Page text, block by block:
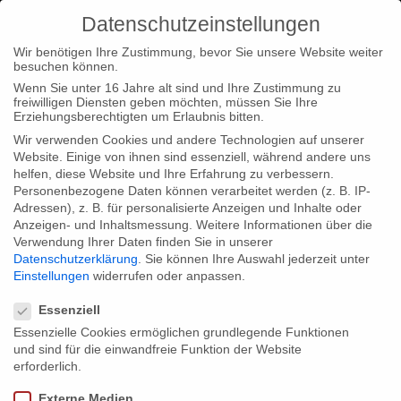
Home Loc Loc|Home
Christian Beetz at Sheffield
Doc/Fest and Sunny Side Of The Doc
Christian Beetz at Sheffield Doc/Fest
and Sunny Side Of The Doc
Producer Christian Beetz on tour: on 10th of June you can meet
him at Sheffield Doc/Fest. First he will talk about “How to Co-
Datenschutzeinstellungen
Wir benötigen Ihre Zustimmung, bevor Sie unsere Website weiter
besuchen können.
Wenn Sie unter 16 Jahre alt sind und Ihre Zustimmung zu
freiwilligen Diensten geben möchten, müssen Sie Ihre
Erziehungsberechtigten um Erlaubnis bitten.
Wir verwenden Cookies und andere Technologien auf unserer
Website. Einige von ihnen sind essenziell, während andere uns
helfen, diese Website und Ihre Erfahrung zu verbessern.
Personenbezogene Daten können verarbeitet werden (z. B. IP-
Adressen), z. B. für personalisierte Anzeigen und Inhalte oder
Anzeigen- und Inhaltsmessung. Weitere Informationen über die
Verwendung Ihrer Daten finden Sie in unserer
Datenschutzerklärung
Sie können Ihre Auswahl jederzeit unter
Einstellungen widerrufen oder anpassen.
Essenziell
Essenzielle Cookies ermöglichen grundlegende Funktionen
und sind für die einwandfreie Funktion der Website
erforderlich.